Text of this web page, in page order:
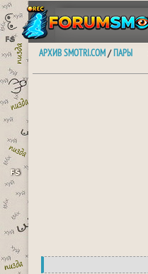
АРХИВ SMOTRI.COM/ПАРЫ